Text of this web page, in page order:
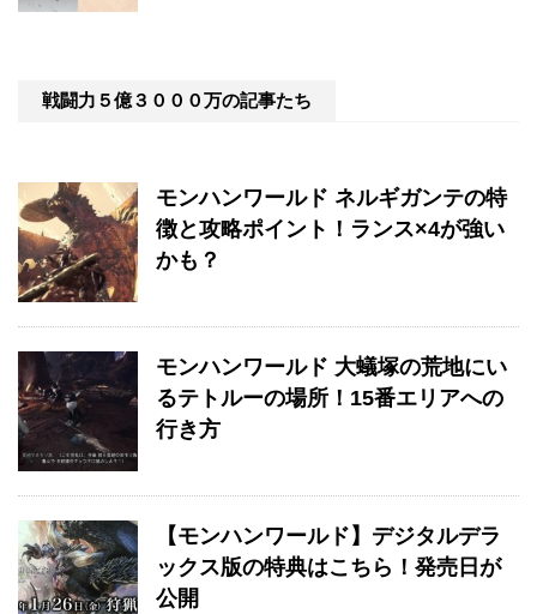
戦闘力５億３０００万の記事たち
モンハンワールド ネルギガンテの特
徴と攻略ポイント！ランス×4が強い
かも？
モンハンワールド 大蟻塚の荒地にい
るテトルーの場所！15番エリアへの
行き方
【モンハンワールド】デジタルデラ
ックス版の特典はこちら！発売日が
公開